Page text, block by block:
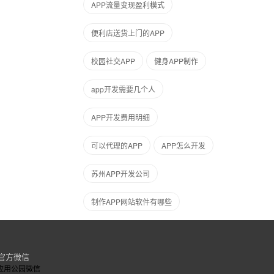
APP流量变现盈利模式
便利店送货上门的APP
校园社交APP 健身APP制作
app开发需要几个人
APP开发费用明细
可以代理的APP APP怎么开发
苏州APP开发公司
制作APP网站软件有哪些
方微信